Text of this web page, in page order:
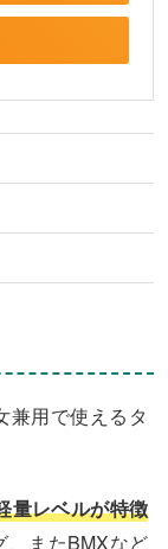
兼用で使えるタ
量レベルが特徴
、またBMXなど